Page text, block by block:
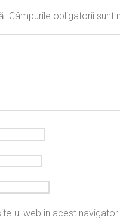
Câmpurile obligatorii sunt
ul web în acest